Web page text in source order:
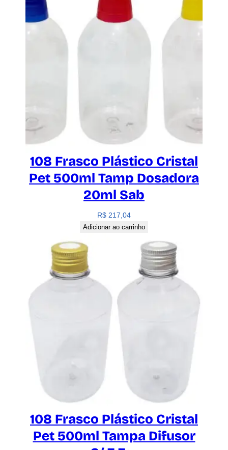
108 Frasco Plástico Cristal
Pet 500ml Tamp Dosadora
20ml Sab
R$ 217,04
Adicionar ao carrinho
108 Frasco Plástico Cristal
Pet 500ml Tampa Difusor